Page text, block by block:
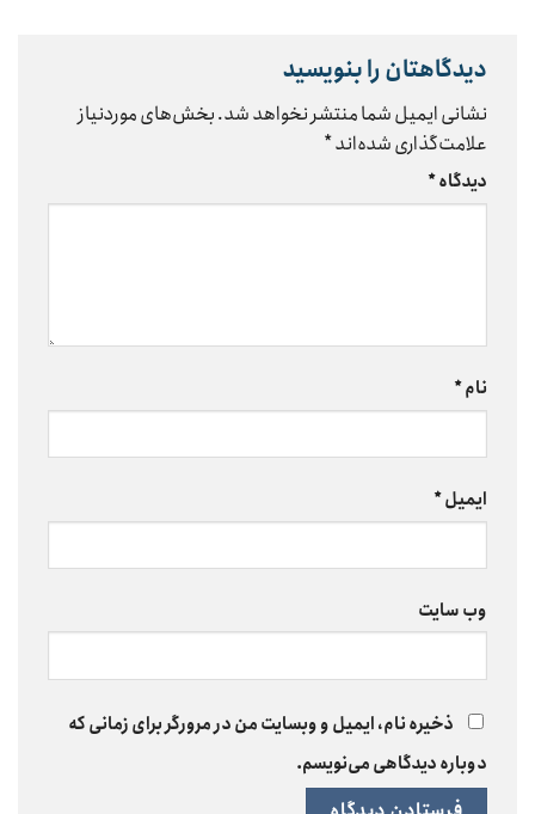
دیدگاهتان را بنویسید
نشانی ایمیل شما منتشر نخواهد شد.بخش‌های موردنیاز
علامت‌گذاری شده‌اند*
دیدگاه*
نام*
ایمیل*
وب‌ سایت
ذخیره نام، ایمیل و وبسایت من در مرورگر برای زمانی که
دوباره دیدگاهی می‌نویسم.